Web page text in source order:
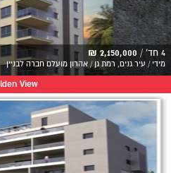
4 חד' / 2,150,000 ₪
מידי / עיר גנים, רמת גן / אהרון מועלם חברה לבניין
View